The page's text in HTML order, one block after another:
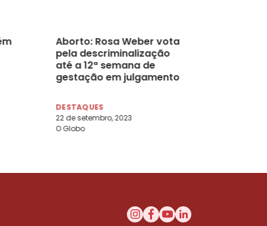
Aborto: Rosa Weber vota
pela descriminalização
até a 12ª semana de
gestação em julgamento
DESTAQUES
22 de setembro, 2023
O Globo